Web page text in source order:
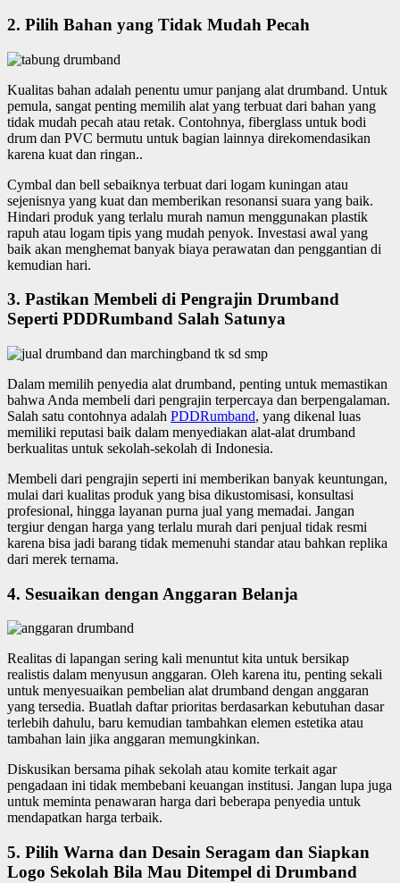
2. Pilih Bahan yang Tidak Mudah Pecah
Kualitas bahan adalah penentu umur panjang alat drumband. Untuk
pemula, sangat penting memilih alat yang terbuat dari bahan yang
tidak mudah pecah atau retak. Contohnya, fiberglass untuk bodi
drum dan PVC bermutu untuk bagian lainnya direkomendasikan
karena kuat dan ringan..
Cymbal dan bell sebaiknya terbuat dari logam kuningan atau
sejenisnya yang kuat dan memberikan resonansi suara yang baik.
Hindari produk yang terlalu murah namun menggunakan plastik
rapuh atau logam tipis yang mudah penyok. Investasi awal yang
baik akan menghemat banyak biaya perawatan dan penggantian di
kemudian hari.
3. Pastikan Membeli di Pengrajin Drumband
Seperti PDDRumband Salah Satunya
Dalam memilih penyedia alat drumband, penting untuk memastikan
bahwa Anda membeli dari pengrajin terpercaya dan berpengalaman.
Salah satu contohnya adalah PDDRumband, yang dikenal luas
memiliki reputasi baik dalam menyediakan alat-alat drumband
berkualitas untuk sekolah-sekolah di Indonesia.
Membeli dari pengrajin seperti ini memberikan banyak keuntungan,
mulai dari kualitas produk yang bisa dikustomisasi, konsultasi
profesional, hingga layanan purna jual yang memadai. Jangan
tergiur dengan harga yang terlalu murah dari penjual tidak resmi
karena bisa jadi barang tidak memenuhi standar atau bahkan replika
dari merek ternama.
4. Sesuaikan dengan Anggaran Belanja
Realitas di lapangan sering kali menuntut kita untuk bersikap
realistis dalam menyusun anggaran. Oleh karena itu, penting sekali
untuk menyesuaikan pembelian alat drumband dengan anggaran
yang tersedia. Buatlah daftar prioritas berdasarkan kebutuhan dasar
terlebih dahulu, baru kemudian tambahkan elemen estetika atau
tambahan lain jika anggaran memungkinkan.
Diskusikan bersama pihak sekolah atau komite terkait agar
pengadaan ini tidak membebani keuangan institusi. Jangan lupa juga
untuk meminta penawaran harga dari beberapa penyedia untuk
mendapatkan harga terbaik.
5. Pilih Warna dan Desain Seragam dan Siapkan
Logo Sekolah Bila Mau Ditempel di Drumband